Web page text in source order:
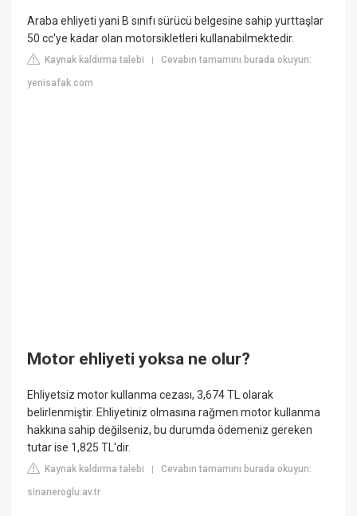
Araba ehliyeti yani B sınıfı sürücü belgesine sahip yurttaşlar
50 cc'ye kadar olan motorsikletleri kullanabilmektedir.
Kaynak kaldırma talebi |Cevabın tamamını burada okuyun:
yenisafak.com
Motor ehliyeti yoksa ne olur?
Ehliyetsiz motor kullanma cezası, 3,674 TL olarak
belirlenmiştir. Ehliyetiniz olmasına rağmen motor kullanma
hakkına sahip değilseniz, bu durumda ödemeniz gereken
tutar ise 1,825 TL'dir.
Kaynak kaldırma talebi |Cevabın tamamını burada okuyun:
sinaneroglu.av.tr